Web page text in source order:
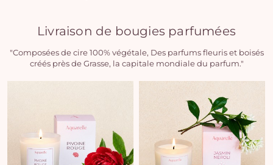
Livraison de bougies parfumées
"Composées de cire 100% végétale, Des parfums fleuris et boisés
créés près de Grasse, la capitale mondiale du parfum."